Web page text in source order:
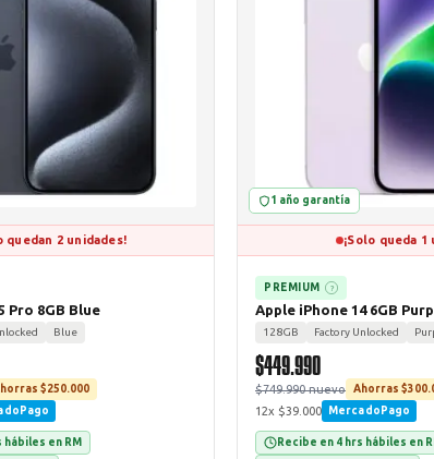
quedan 2 unidades!
Pro 8GB Blue
Blue
$250.000
hábiles en RM
1 año garantía
¡Solo queda 1
PREMIUM ?
Apple iPhone 14 6GB
128GB Factory Unlocked
$449.990
$749.990 nuevo Ahorras
12x $39.000 MercadoPago
Recibe en 4 hrs hábiles en